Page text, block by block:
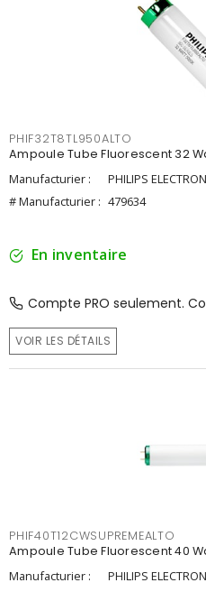
PHIF32T8TL950ALTO
Ampoule Tube Fluorescent 32
Manufacturier :
PHILIPS
# Manufacturier : 479634
En inventaire
Compte PRO seulement.
VOIR LES DÉTAILS
PHIF40T12CWSUPREMEALTO
Ampoule Tube Fluorescent 40
Manufacturier :
PHILIPS